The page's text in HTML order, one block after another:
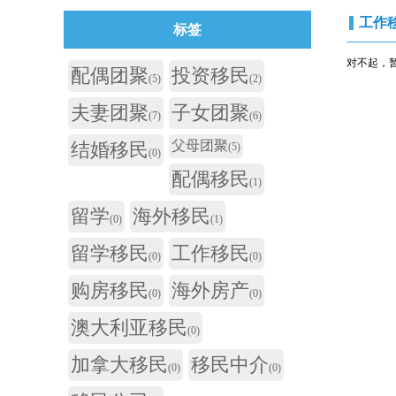
工作
对不起，
标签
配偶团聚(5) 投资移民(2)
夫妻团聚(7) 子女团聚(6)
结婚移民(0) 父母团聚(5)
配偶移民(1)
留学(0) 海外移民(1)
留学移民(0) 工作移民(0)
购房移民(0) 海外房产(0)
澳大利亚移民(0)
加拿大移民(0) 移民中介(0)